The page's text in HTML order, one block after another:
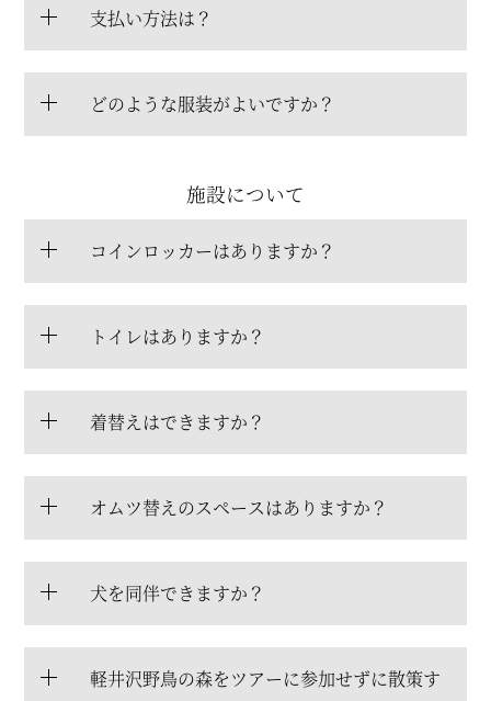
支払い方法は？
どのような服装がよいですか？
施設について
コインロッカーはありますか？
トイレはありますか？
着替えはできますか？
オムツ替えのスペースはありますか？
犬を同伴できますか？
軽井沢野鳥の森をツアーに参加せずに散策す